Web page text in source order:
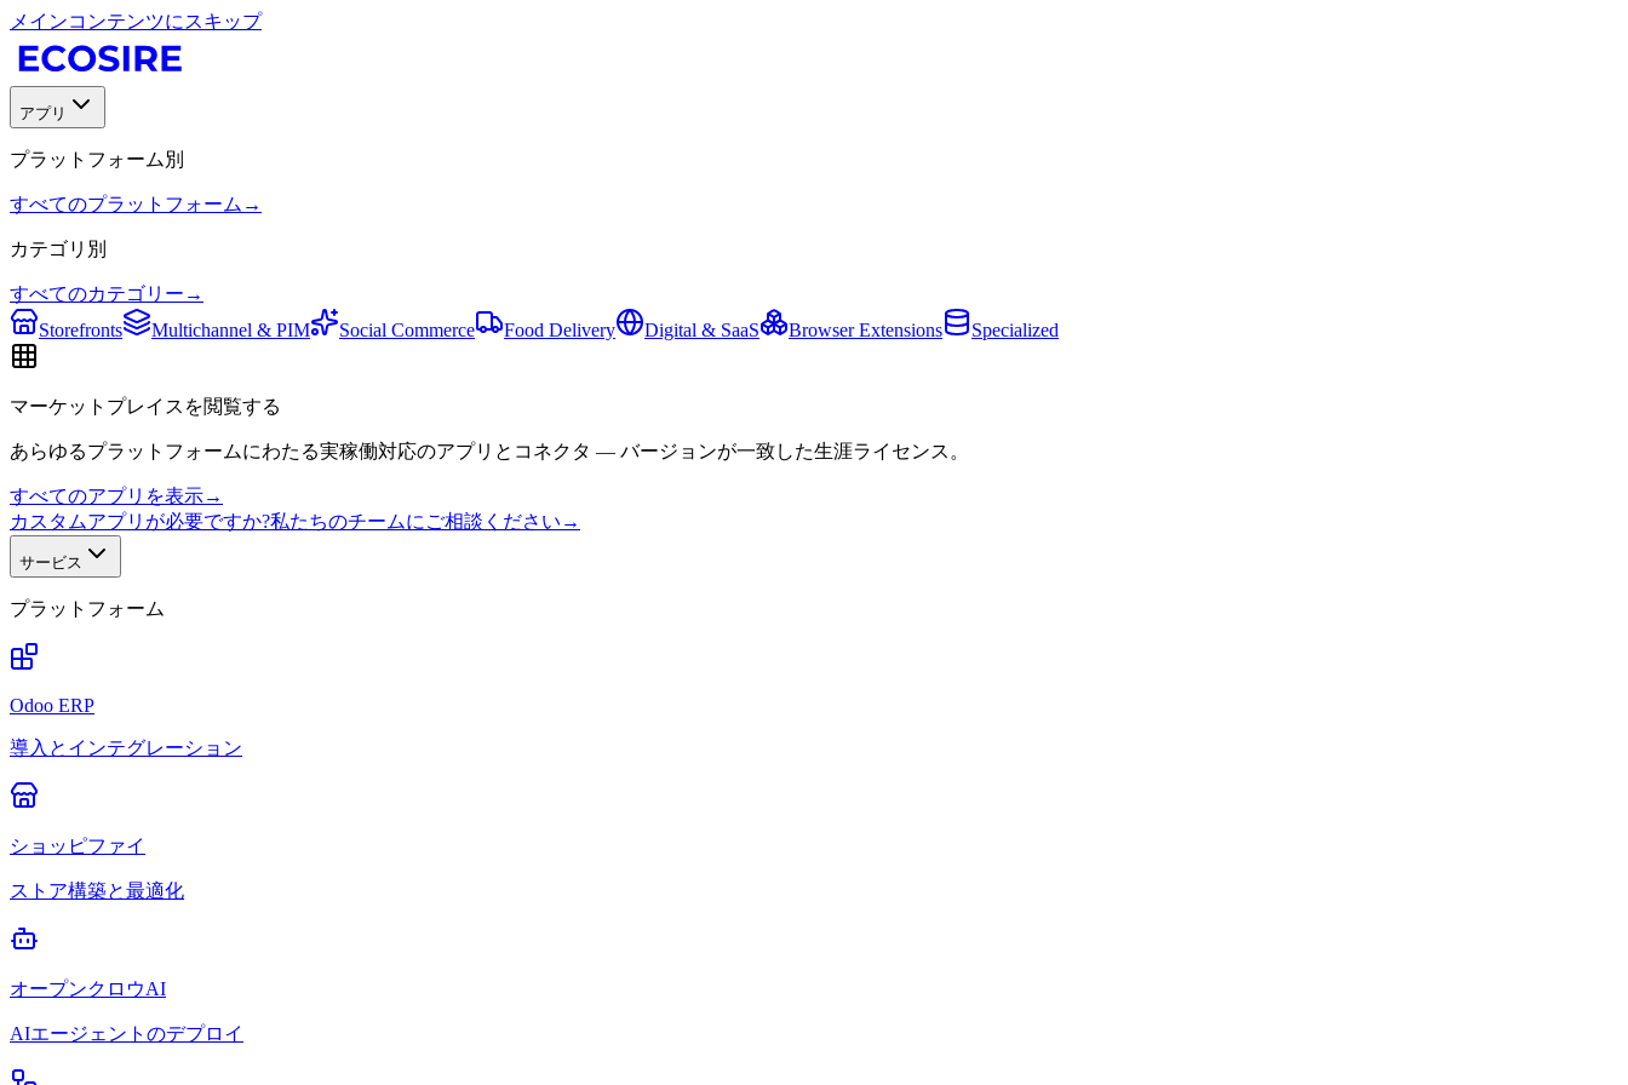
メインコンテンツにスキップ
アプリ
プラットフォーム別
すべてのプラットフォーム →
カテゴリ別
すべてのカテゴリー →
Storefronts
Multichannel & PIM Social Commerce Food Delivery Digital & SaaS Browser Extensions Specialized
マーケットプレイスを閲覧する
あらゆるプラットフォームにわたる実稼働対応のアプリとコネクタ — バージョンが一致した生涯ライセンス。
すべてのアプリを表示→
カスタムアプリが必要ですか?私たちのチームにご相談ください →
サービス
プラットフォーム
Odoo ERP
導入とインテグレーション
ショッピファイ
ストア構築と最適化
オープンクロウAI
AIエージェントのデプロイ